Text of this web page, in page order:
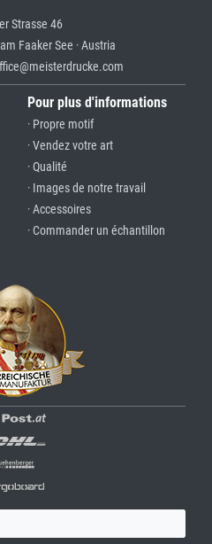
Strasse 46
Faaker See · Austria
Pour plus d'informations
· Propre motif
· Vendez votre art
· Qualité
· Images de notre travail
· Accessoires
· Commander un échantillon